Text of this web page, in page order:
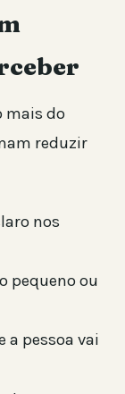
mais do
reduzir
nos
pequeno ou
a pessoa vai